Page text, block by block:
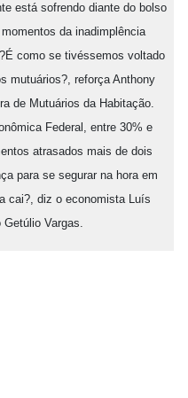
está sofrendo diante do bolso
da inadimplência
como se tivéssemos voltado
mutuários?, reforça Anthony
de Mutuários da Habitação.
Federal, entre 30% e
atrasados mais de dois
para se segurar na hora em
cai?, diz o economista Luís
Vargas.